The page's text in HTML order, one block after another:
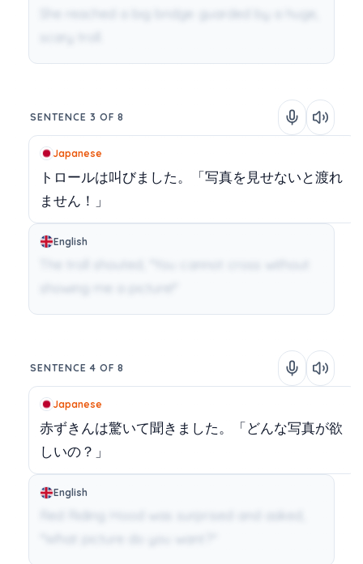
SENTENCE 3 OF 8
Japanese
トロールは叫びました。「写真を見せないと渡れ
ません！」
English
SENTENCE 4 OF 8
Japanese
赤ずきんは驚いて聞きました。「どんな写真が欲
しいの？」
English